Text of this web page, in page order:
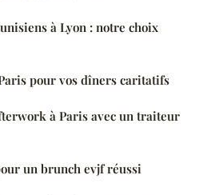
à Lyon : notre choix
pour vos dîners caritatifs
à Paris avec un traiteur
un brunch evjf réussi